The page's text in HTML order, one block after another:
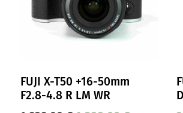
FUJI X-T50 +16-50mm
F2.8-4.8 R LM WR